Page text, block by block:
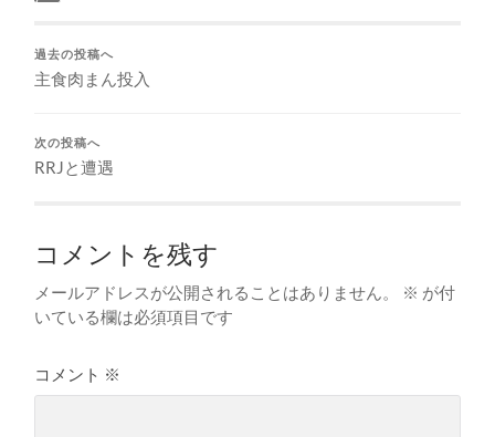
過去の投稿へ
主食肉まん投入
次の投稿へ
RRJと遭遇
コメントを残す
メールアドレスが公開されることはありません。 ※ が付
いている欄は必須項目です
コメント ※